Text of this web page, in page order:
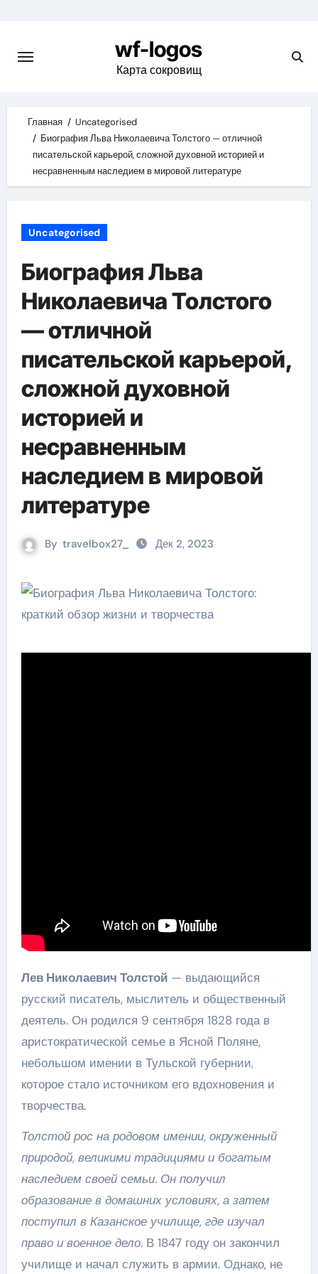
content
wf-logos
Карта сокровищ
Главная
Uncategorised
Биография Льва Николаевича Толстого — отличной
писательской карьерой, сложной духовной историей и
несравненным наследием в мировой литературе
Uncategorised
Биография Льва
Николаевича Толстого
— отличной
писательской карьерой,
сложной духовной
историей и
несравненным
наследием в мировой
литературе
By travelbox27_ Дек 2, 2023
Лев Николаевич Толстой— выдающийся
русский писатель, мыслитель и общественный
деятель. Он родился 9 сентября 1828 года в
аристократической семье в Ясной Поляне,
небольшом имении в Тульской губернии,
которое стало источником его вдохновения и
творчества.
Толстой рос на родовом имении, окруженный
природой, великими традициями и богатым
наследием своей семьи. Он получил
образование в домашних условиях, а затем
поступил в Казанское училище, где изучал
право и военное дело.В 1847 году он закончил
училище и начал служить в армии. Однако, не